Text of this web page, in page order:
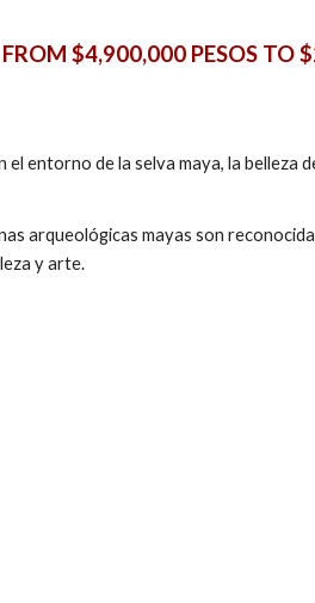
FROM $4,900,000 PESOS TO
entorno de la selva maya, la belleza
arqueológicas mayas son
y arte.